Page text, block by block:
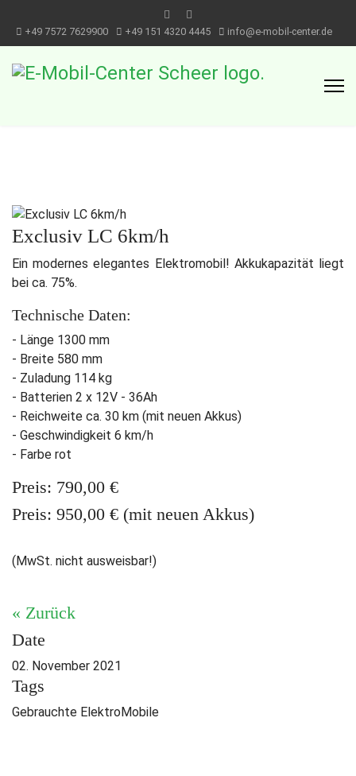
+49 7572 7629900 +49 151 4320 4445 info@e-mobil-center.de
Exclusiv LC 6km/h
Ein modernes elegantes Elektromobil! Akkukapazität liegt
bei ca. 75%.
Technische Daten:
- Länge 1300 mm
- Breite 580 mm
- Zuladung 114 kg
- Batterien 2 x 12V - 36Ah
- Reichweite ca. 30 km (mit neuen Akkus)
- Geschwindigkeit 6 km/h
- Farbe rot
Preis: 790,00 €
Preis: 950,00 € (mit neuen Akkus)
(MwSt. nicht ausweisbar!)
« Zurück
Date
02. November 2021
Tags
Gebrauchte ElektroMobile